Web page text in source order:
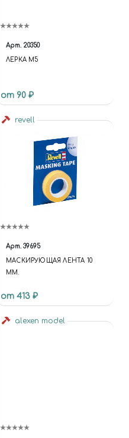
Арт. 20350
ЛЕРКА М5
от 90 ₽
revell
Арт. 39695
МАСКИРУЮЩАЯ ЛЕНТА 10
ММ.
от 413 ₽
alexen model